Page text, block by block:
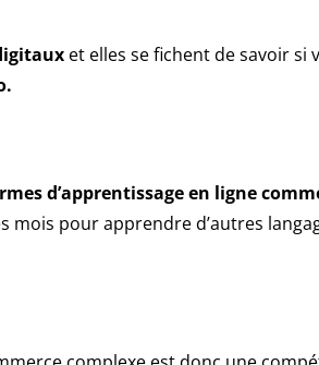
et elles se fichent de savoir si
d’apprentissage en ligne
mois pour apprendre d’autres